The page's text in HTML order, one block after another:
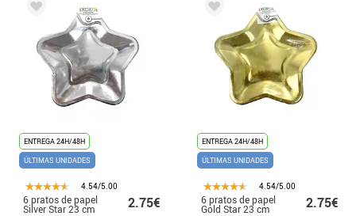
ENTREGA 24H/48H
ÚLTIMAS UNIDADES
4.54/5.00
6 pratos de papel
Silver Star 23 cm 2.75€
ENTREGA 24H/48H
ÚLTIMAS UNIDADES
4.54/5.00
6 pratos de papel
Gold Star 23 cm 2.75€